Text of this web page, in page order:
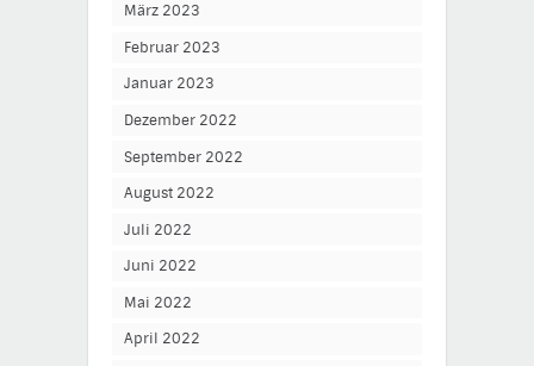
März 2023
Februar 2023
Januar 2023
Dezember 2022
September 2022
August 2022
Juli 2022
Juni 2022
Mai 2022
April 2022